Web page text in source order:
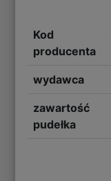
Kod
producenta
wydawca
zawartość
pudełka